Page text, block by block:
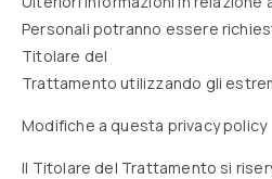
Personali potranno essere
Titolare del
Trattamento utilizzando gli
Modifiche a questa privacy policy
Il Titolare del Trattamento si